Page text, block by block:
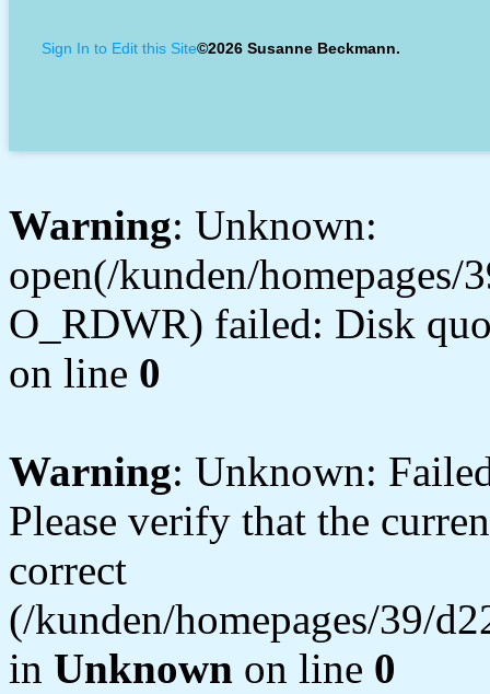
Sign In to Edit this Site©2026 Susanne Beckmann.
Warning: Unknown:
open(/kunden/homepages/
O_RDWR) failed: Disk
on line 0
Warning: Unknown:
Please verify that the
correct
(/kunden/homepages/39/
in Unknown on line 0